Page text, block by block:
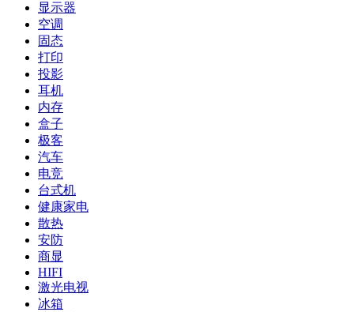
显示器
空调
固态
打印
投影
耳机
内存
盒子
极客
汽车
电竞
台式机
健康家电
散热
安防
商显
HIFI
激光电视
冰箱